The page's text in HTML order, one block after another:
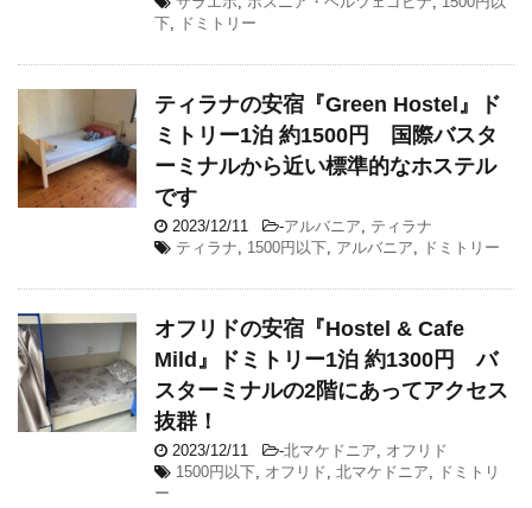
下
ドミトリー
ティラナの安宿『Green Hostel』ド
ミトリー1泊 約1500円 国際バスタ
ーミナルから近い標準的なホステル
です
2023/12/11 -アルバニア
ティラナ
ティラナ
1500円以下 アルバニア ドミトリー
オフリドの安宿『Hostel & Cafe
Mild』ドミトリー1泊 約1300円 バ
スターミナルの2階にあってアクセス
抜群！
2023/12/11 -北マケドニア
オフリド
1500円以下 オフリド 北マケドニア
ドミトリ
ー